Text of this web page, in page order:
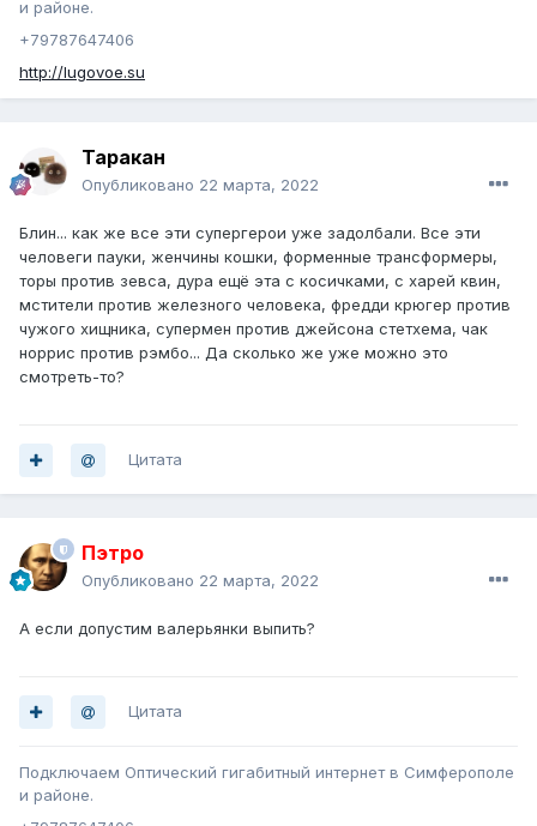
и районе.
+79787647406
http://lugovoe.su
Таракан
Опубликовано 22 марта, 2022
Блин... как же все эти супергерои уже задолбали. Все эти
человеги пауки, женчины кошки, форменные трансформеры,
торы против зевса, дура ещё эта с косичками, с харей квин,
мстители против железного человека, фредди крюгер против
чужого хищника, супермен против джейсона стетхема, чак
норрис против рэмбо... Да сколько же уже можно это
смотреть-то?
Цитата
Пэтро
Опубликовано 22 марта, 2022
А если допустим валерьянки выпить?
Цитата
Подключаем Оптический гигабитный интернет в Симферополе
и районе.